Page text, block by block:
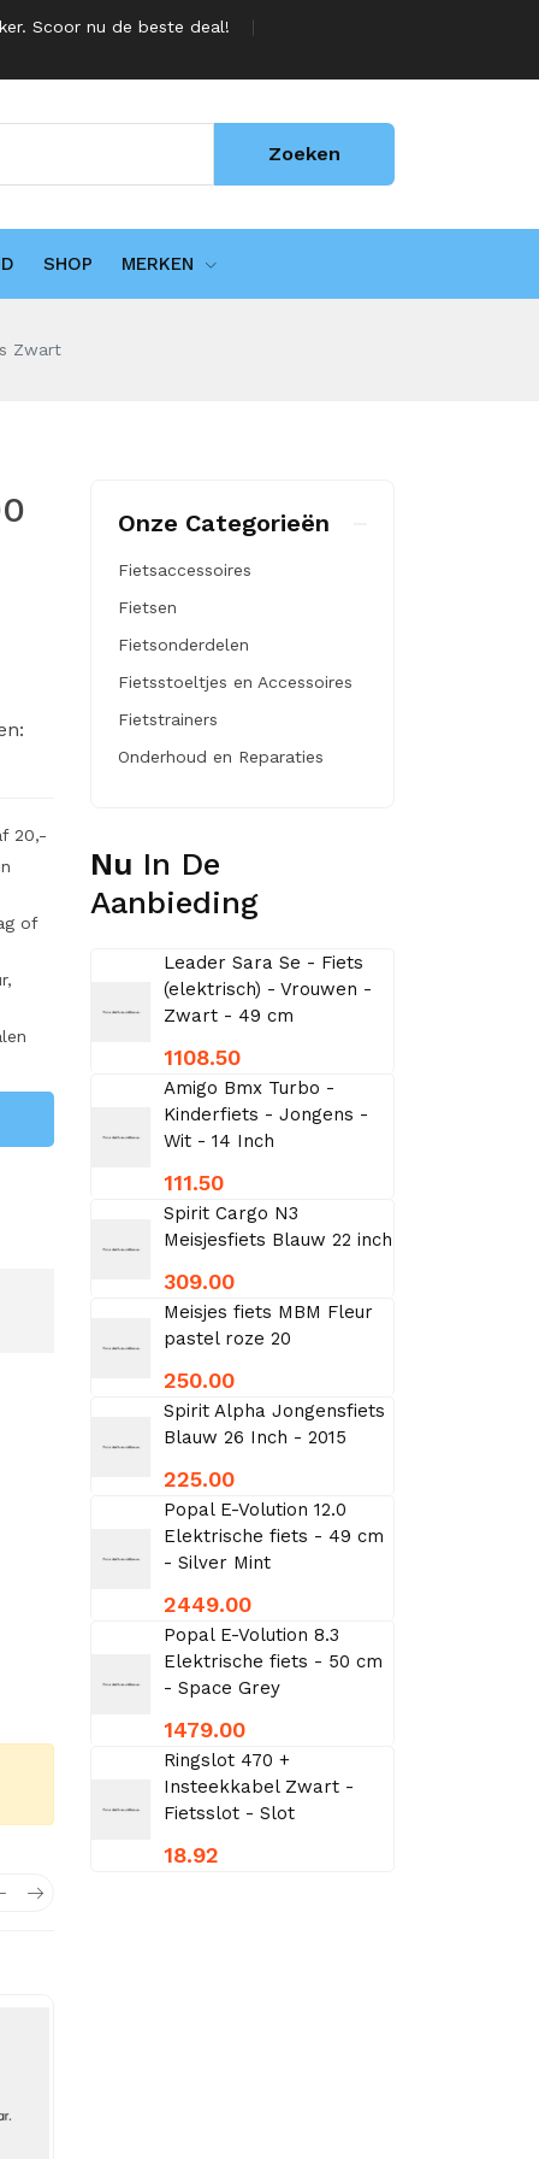
Scoor nu de beste deal!
Zoeken
SHOP MERKEN
Zwart
20,-
of
Onze Categorieën
Fietsaccessoires
Fietsen
Fietsonderdelen
Fietsstoeltjes en Accessoires
Fietstrainers
Onderhoud en Reparaties
Nu In De
Aanbieding
Leader Sara Se - Fiets
(elektrisch) - Vrouwen -
Zwart - 49 cm
1108.50
Amigo Bmx Turbo -
Kinderfiets - Jongens -
Wit - 14 Inch
111.50
Spirit Cargo N3
Meisjesfiets Blauw 22 inch
309.00
Meisjes fiets MBM Fleur
pastel roze 20
250.00
Spirit Alpha Jongensfiets
Blauw 26 Inch - 2015
225.00
Popal E-Volution 12.0
Elektrische fiets - 49 cm
- Silver Mint
2449.00
Popal E-Volution 8.3
Elektrische fiets - 50 cm
- Space Grey
1479.00
Ringslot 470 +
Insteekkabel Zwart -
Fietsslot - Slot
18.92